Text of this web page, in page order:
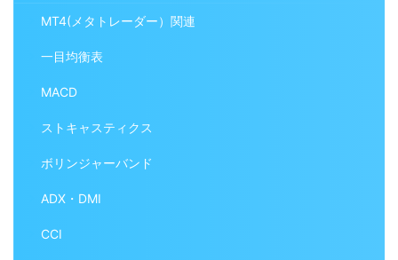
MT4(メタトレーダー）関連
一目均衡表
MACD
ストキャスティクス
ボリンジャーバンド
ADX・DMI
CCI